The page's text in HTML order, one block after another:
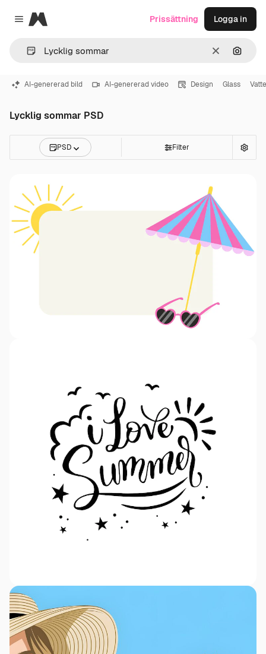
Close menu
Magnific
RensaSök
Prissättning Logga in
AI-genererad bild AI-genererad video Design Glass
Lycklig sommar PSD
PSD Filter